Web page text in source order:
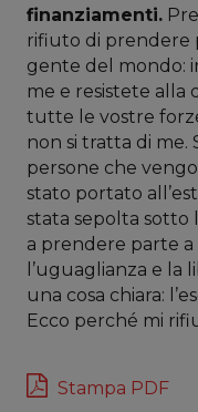
finanziamenti.
rifiuto di prendere
gente del mondo:
me e resistete alla
tutte le vostre
non si tratta di
persone che
stato portato
stata sepolta sotto
a prendere parte
l’uguaglianza e la
una cosa chiara:
Ecco perché mi
Stampa PDF